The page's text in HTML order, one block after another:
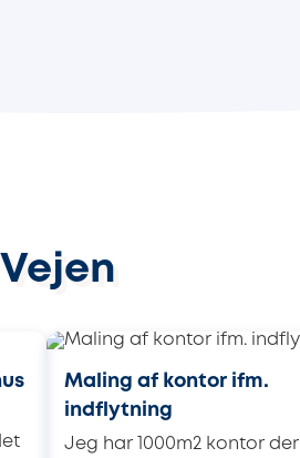
Maling af kontor ifm.
indflytning
Jeg har 1000m2 kontor der